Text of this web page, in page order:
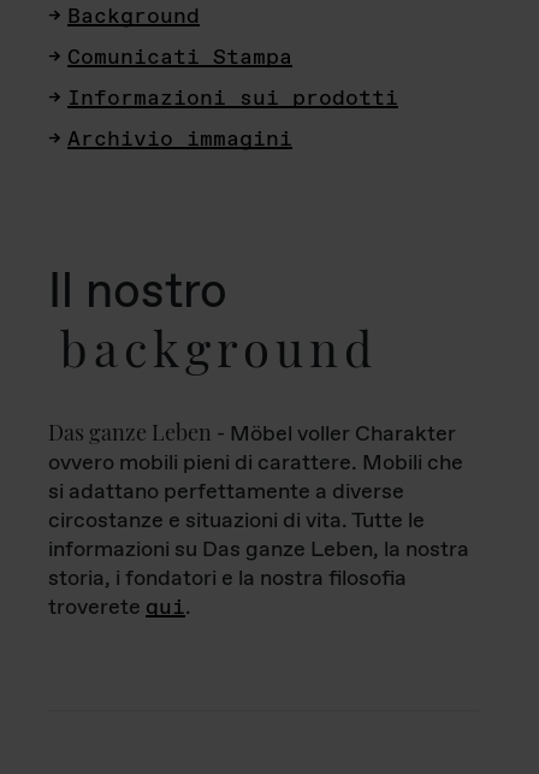
Background
Comunicati Stampa
Informazioni sui prodotti
Archivio immagini
Il nostro
background
Das ganze Leben - Möbel voller Charakter
ovvero mobili pieni di carattere. Mobili che
si adattano perfettamente a diverse
circostanze e situazioni di vita. Tutte le
informazioni su Das ganze Leben, la nostra
storia, i fondatori e la nostra filosofia
troverete qui.